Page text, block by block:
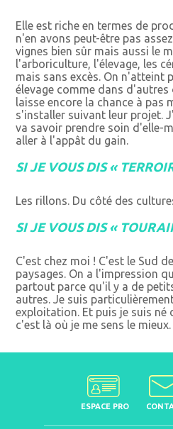
Elle est riche en termes de
n'en avons peut-être pas
vignes bien sûr mais aussi le
l'arboriculture, l'élevage, les
mais sans excès. On n'atteint
élevage comme dans d'autres
laisse encore la chance à pas
s'installer suivant leur projet.
va savoir prendre soin d'elle-
aller à l'appât du gain.
SI JE VOUS DIS «
Les rillons. Du côté des
SI JE VOUS DIS «
C'est chez moi ! C'est le Sud
paysages. On a l'impression
partout parce qu'il y a de
autres. Je suis
exploitation. Et puis je suis né
c'est là où je me sens le mieux.
ESPACE PRO